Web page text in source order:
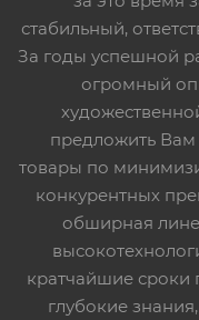
стабильный,
За годы успешной
огромный
предложить
товары по
конкурентных
обширная
кратчайшие сроки
глубокие